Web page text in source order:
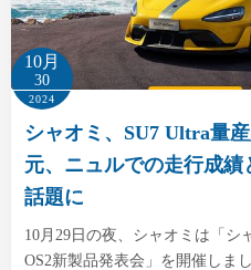
10月
30
2024
シャオミ、SU7 Ultra量
元、ニュルでの走行成
話題に
10月29日の夜、シャオミは「シ
OS2新製品発表会」を開催しま